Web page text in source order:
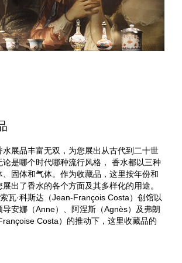
水展品丰富无双，为您展出从古代到二十世
论是哪个时代哪种流行风格， 香水都以三种
固体和气体。作为收藏品，这里按年份和
出了香水的各个方面及其多样化的用途。
瓦·科斯达（Jean-François Costa）创馆以
安娜（Anne）、阿涅斯（Agnès）及弗朗
Costa）的推动下，这里收藏品的